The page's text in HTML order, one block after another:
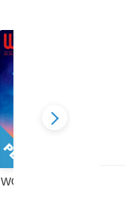
WOW！SCREEN 682